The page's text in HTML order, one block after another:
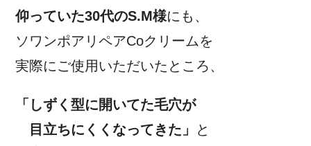
仰っていた30代のS.M様にも、
ソワンポアリペアCoクリームを
実際にご使用いただいたところ、
「しずく型に開いてた毛穴が
目立ちにくくなってきた」
と